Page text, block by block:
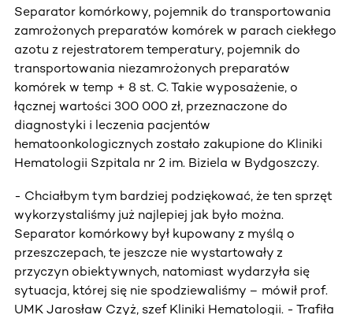
Separator komórkowy, pojemnik do transportowania
zamrożonych preparatów komórek w parach ciekłego
azotu z rejestratorem temperatury, pojemnik do
transportowania niezamrożonych preparatów
komórek w temp + 8 st. C. Takie wyposażenie, o
łącznej wartości 300 000 zł, przeznaczone do
diagnostyki i leczenia pacjentów
hematoonkologicznych zostało zakupione do Kliniki
Hematologii Szpitala nr 2 im. Biziela w Bydgoszczy.
- Chciałbym tym bardziej podziękować, że ten sprzęt
wykorzystaliśmy już najlepiej jak było można.
Separator komórkowy był kupowany z myślą o
przeszczepach, te jeszcze nie wystartowały z
przyczyn obiektywnych, natomiast wydarzyła się
sytuacja, której się nie spodziewaliśmy – mówił prof.
UMK Jarosław Czyż, szef Kliniki Hematologii. - Trafiła